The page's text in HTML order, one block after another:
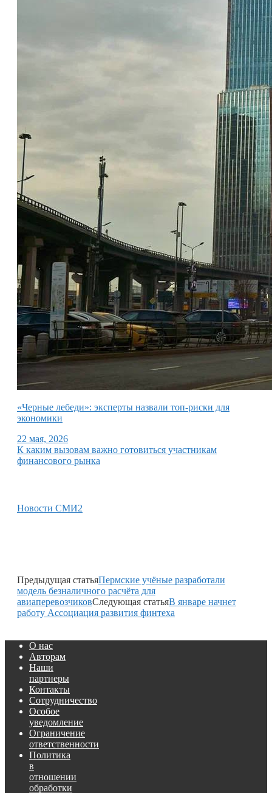
«Черные лебеди»: эксперты назвали топ-риски для
экономики
22 мая, 2026
К каким вызовам важно готовиться участникам
финансового рынка
Новости СМИ2
Предыдущая статьяПермские учёные разработали
модель безналичного расчёта для
авиаперевозчиковСледующая статьяВ январе начнет
работу Ассоциация развития финтеха
О нас
Авторам
Наши
партнеры
Контакты
Сотрудничество
Особое
уведомление
Ограничение
ответственности
Политика
в
отношении
обработки